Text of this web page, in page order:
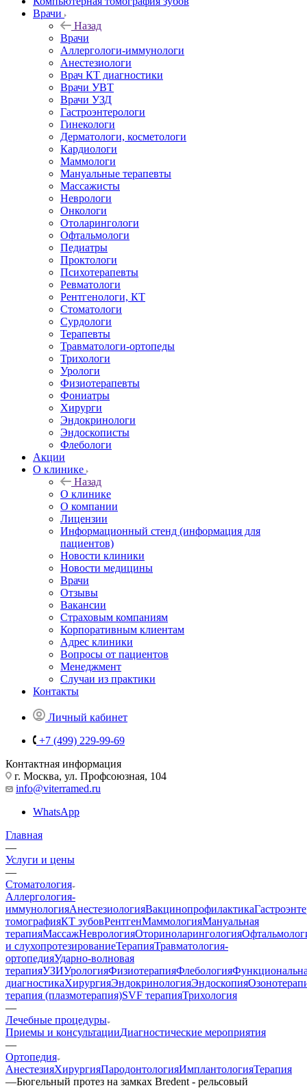
Врачи
Назад
Врачи
Аллергологи-иммунологи
Анестезиологи
Врач КТ диагностики
Врачи УВТ
Врачи УЗД
Гастроэнтерологи
Гинекологи
Дерматологи, косметологи
Кардиологи
Маммологи
Мануальные терапевты
Массажисты
Неврологи
Онкологи
Отоларингологи
Офтальмологи
Педиатры
Проктологи
Психотерапевты
Ревматологи
Рентгенологи, КТ
Стоматологи
Сурдологи
Терапевты
Травматологи-ортопеды
Трихологи
Урологи
Физиотерапевты
Фониатры
Хирурги
Эндокринологи
Эндоскописты
Флебологи
Акции
О клинике
Назад
О клинике
О компании
Лицензии
Информационный стенд (информация для
пациентов)
Новости клиники
Новости медицины
Врачи
Отзывы
Вакансии
Страховым компаниям
Корпоративным клиентам
Адрес клиники
Вопросы от пациентов
Менеджмент
Случаи из практики
Контакты
Личный кабинет
+7 (499) 229-99-69
Контактная информация
г. Москва, ул. Профсоюзная, 104
info@viterramed.ru
WhatsApp
Главная
—
Услуги и цены
—
Стоматология
Аллергология-
иммунологияАнестезиологияВакцинопрофилактика
томографияКТ зубовРентгенМаммологияМануальная
терапияМассажНеврологияОториноларингология
и слухопротезированиеТерапияТравматология-
ортопедияУдарно-волновая
терапияУЗИУрологияФизиотерапияФлебология
диагностикаХирургияЭндокринологияЭндоскопия
терапия (плазмотерапия)SVF терапияТрихология
—
Лечебные процедуры
Приемы и консультацииДиагностические мероприятия
—
Ортопедия
АнестезияХирургияПародонтологияИмплантологияТерапия
—Бюгельный протез на замках Bredent - рельсовый